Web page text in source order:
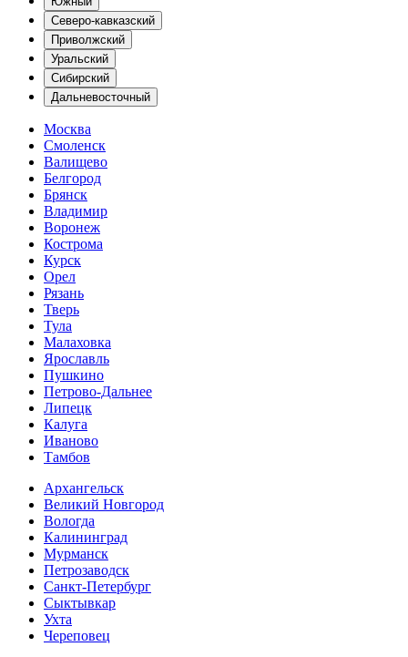
Северо-кавказский
Приволжский
Уральский
Сибирский
Дальневосточный
Москва
Смоленск
Валищево
Белгород
Брянск
Владимир
Воронеж
Кострома
Курск
Орел
Рязань
Тверь
Тула
Малаховка
Ярославль
Пушкино
Петрово-Дальнее
Липецк
Калуга
Иваново
Тамбов
Архангельск
Великий Новгород
Вологда
Калининград
Мурманск
Петрозаводск
Санкт-Петербург
Сыктывкар
Ухта
Череповец